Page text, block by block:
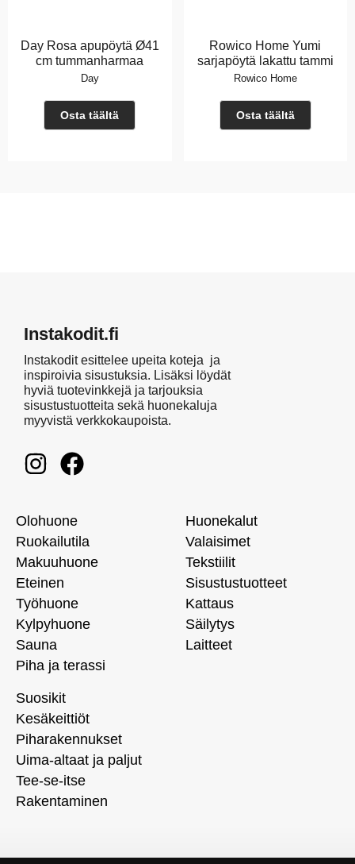
Day Rosa apupöytä Ø41
cm tummanharmaa
Day
Osta täältä
Rowico Home Yumi
sarjapöytä lakattu tammi
Rowico Home
Osta täältä
Instakodit.fi
Instakodit esittelee upeita koteja ja
inspiroivia sisustuksia. Lisäksi löydät
hyviä tuotevinkkejä ja tarjouksia
sisustustuotteita sekä huonekaluja
myyvistä verkkokaupoista.
Olohuone
Ruokailutila
Makuuhuone
Eteinen
Työhuone
Kylpyhuone
Sauna
Piha ja terassi
Huonekalut
Valaisimet
Tekstiilit
Sisustustuotteet
Kattaus
Säilytys
Laitteet
Suosikit
Kesäkeittiöt
Piharakennukset
Uima-altaat ja paljut
Tee-se-itse
Rakentaminen